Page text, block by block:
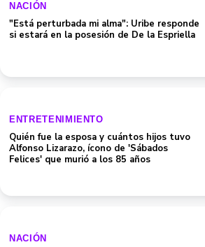
NACIÓN
"Está perturbada mi alma": Uribe responde
si estará en la posesión de De la Espriella
ENTRETENIMIENTO
Quién fue la esposa y cuántos hijos tuvo
Alfonso Lizarazo, ícono de 'Sábados
Felices' que murió a los 85 años
NACIÓN